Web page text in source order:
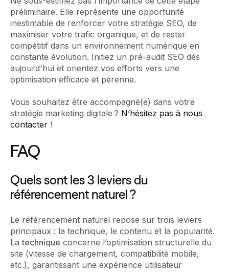
préliminaire. Elle représente une opportunité
inestimable de renforcer votre stratégie SEO, de
maximiser votre trafic organique, et de rester
compétitif dans un environnement numérique en
constante évolution. Initiez un pré-audit SEO dès
aujourd'hui et orientez vos efforts vers une
optimisation efficace et pérenne.
Vous souhaitez être accompagné(e) dans votre
stratégie marketing digitale ? N’hésitez pas à nous
contacter !
FAQ
Quels sont les 3 leviers du
référencement naturel ?
Le référencement naturel repose sur trois leviers
principaux : la technique, le contenu et la popularité.
Latechnique concerne l’optimisation structurelle du
site (vitesse de chargement, compatibilité mobile,
etc.), garantissant une expérience utilisateur